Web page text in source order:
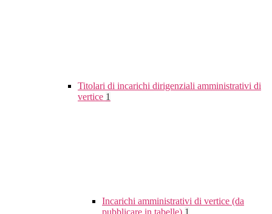
Titolari di incarichi dirigenziali amministrativi di
vertice 1
Incarichi amministrativi di vertice (da